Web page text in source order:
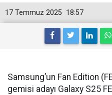
18:57
17 Temmuz 2025
Samsung’un Fan Edition
gemisi adayı Galaxy S25